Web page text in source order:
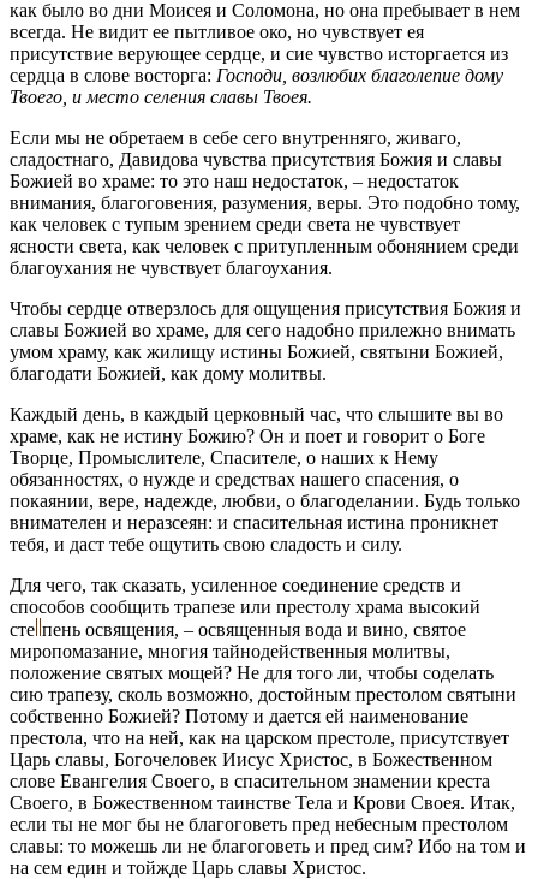
как было во дни Моисея и Соломона, но она пребывает в нем
всегда. Не видит ее пытливое око, но чувствует ея
присутствие верующее сердце, и сие чувство исторгается из
сердца в слове восторга: Господи, возлюбих благолепие дому
Твоего, и место селения славы Твоея.
Если мы не обретаем в себе сего внутренняго, живаго,
сладостнаго, Давидова чувства присутствия Божия и славы
Божией во храме: то это наш недостаток, – недостаток
внимания, благоговения, разумения, веры. Это подобно тому,
как человек с тупым зрением среди света не чувствует
ясности света, как человек с притупленным обонянием среди
благоухания не чувствует благоухания.
Чтобы сердце отверзлось для ощущения присутствия Божия и
славы Божией во храме, для сего надобно прилежно внимать
умом храму, как жилищу истины Божией, святыни Божией,
благодати Божией, как дому молитвы.
Каждый день, в каждый церковный час, чтo слышите вы во
храме, как не истину Божию? Он и поет и говорит о Боге
Творце, Промыслителе, Спасителе, о наших к Нему
обязанностях, о нужде и средствах нашего спасения, о
покаянии, вере, надежде, любви, о благоделании. Будь только
внимателен и неразсеян: и спасительная истина проникнет
тебя, и даст тебе ощутить свою сладость и силу.
Для чего, так сказать, усиленное соединение средств и
способов сообщить трапезе или престолу храма высокий
сте пень освящения, – освященныя вода и вино, святое
миропомазание, многия тайнодейственныя молитвы,
положение святых мощей? Не для того ли, чтобы соделать
сию трапезу, сколь возможно, достойным престолом святыни
собственно Божией? Потому и дается ей наименование
престола, что на ней, как на царском престоле, присутствует
Царь славы, Богочеловек Иисус Христос, в Божественном
слове Евангелия Своего, в спасительном знамении креста
Своего, в Божественном таинстве Тела и Крови Своея. Итак,
если ты не мог бы не благоговеть пред небесным престолом
славы: то можешь ли не благоговеть и пред сим? Ибо на том и
на сем един и тойжде Царь славы Христос.